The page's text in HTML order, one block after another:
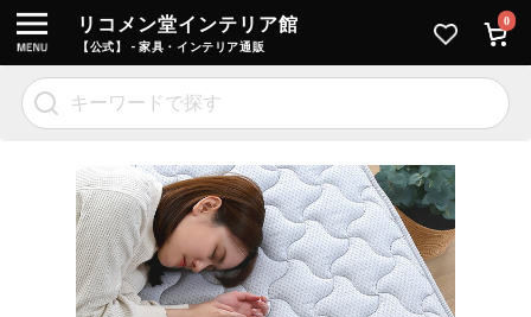
リコメン堂インテリア館
【公式】 - 家具・インテリア通販
0